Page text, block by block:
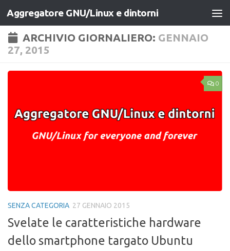
Salta al contenuto
Aggregatore GNU/Linux e dintorni
ARCHIVIO GIORNALIERO: GENNAIO
27, 2015
0
SENZA CATEGORIA 27 GENNAIO 2015
Svelate le caratteristiche hardware
dello smartphone targato Ubuntu